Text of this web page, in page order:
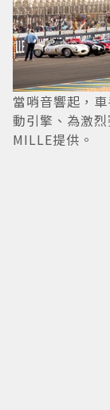
當哨音響起，
動引擎、為激
MILLE提供。